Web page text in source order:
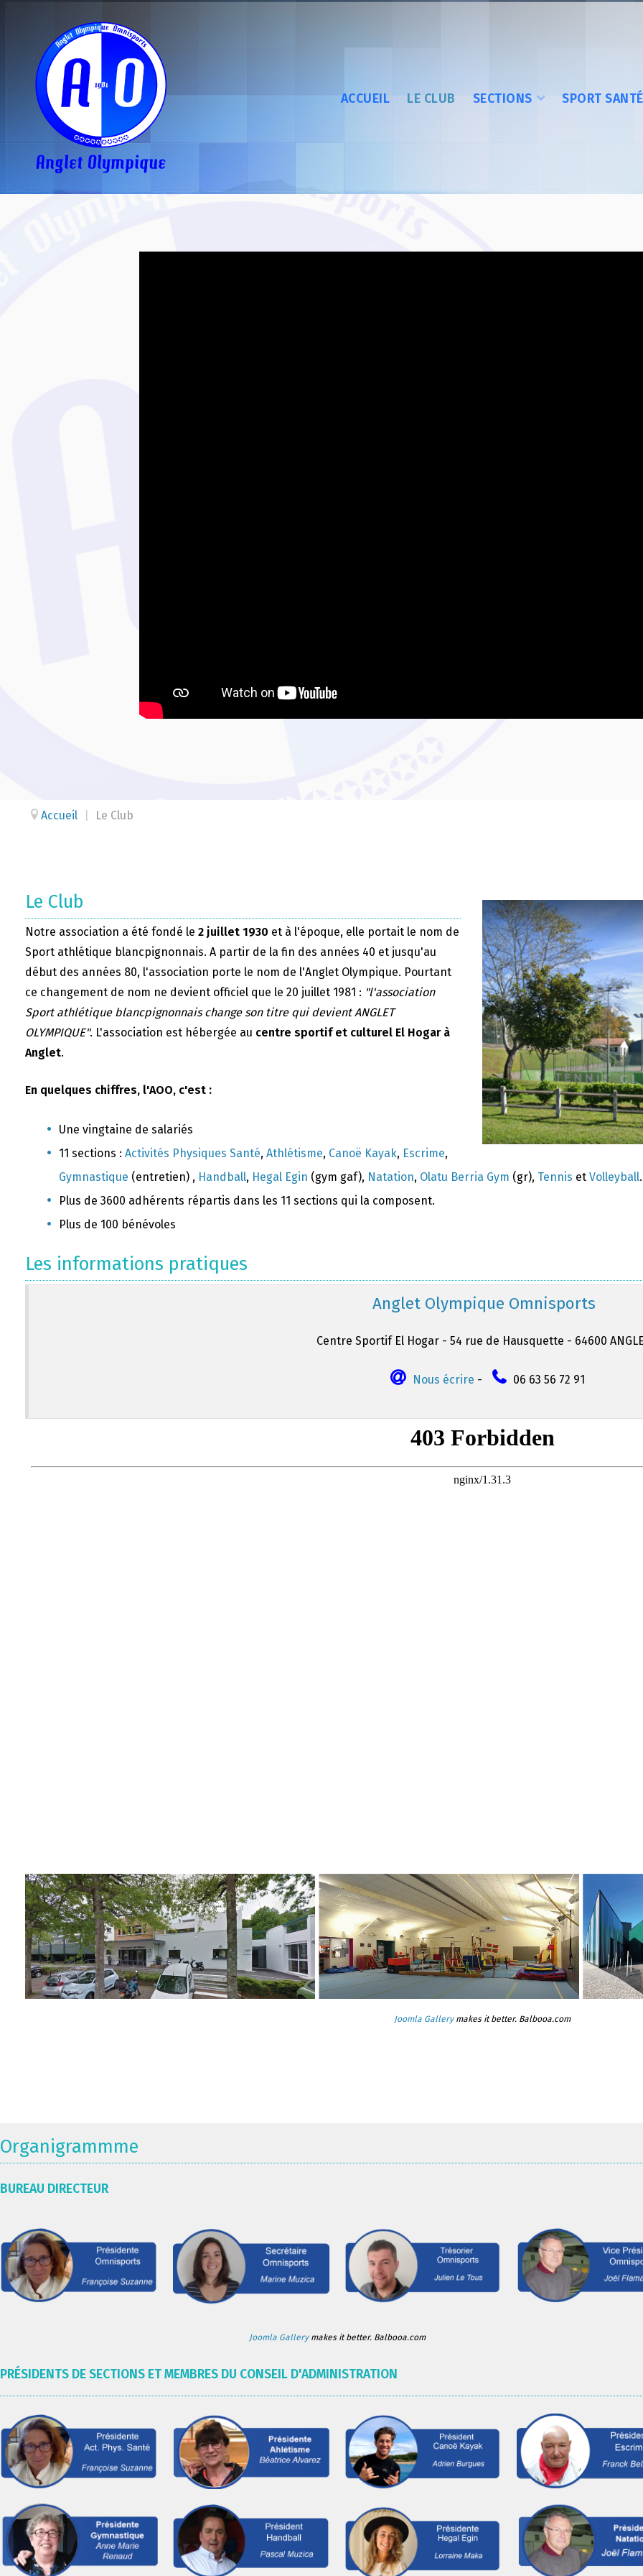
ACCUEIL LE CLUB SECTIONS SPORT SANTÉ
Accueil Le Club
Le Club
Notre association a été fondé le 2 juillet 1930 et à l'époque, elle portait le nom de
Sport athlétique blancpignonnais. A partir de la fin des années 40 et jusqu'au
début des années 80, l'association porte le nom de l'Anglet Olympique. Pourtant
ce changement de nom ne devient officiel que le 20 juillet 1981 : "l'association
Sport athlétique blancpignonnais change son titre qui devient ANGLET
OLYMPIQUE". L'association est hébergée au centre sportif et culturel El Hogar à
Anglet.
En quelques chiffres, l'AOO, c'est :
Une vingtaine de salariés
11 sections : Activités Physiques Santé, Athlétisme, Canoë Kayak, Escrime,
Gymnastique (entretien) , Handball, Hegal Egin (gym gaf), Natation, Olatu Berria Gym (gr), Tennis et Volleyball.
Plus de 3600 adhérents répartis dans les 11 sections qui la composent.
Plus de 100 bénévoles
Les informations pratiques
Anglet Olympique Omnisports
Centre Sportif El Hogar - 54 rue de Hausquette - 64600
Nous écrire - 06 63 56 72 91
Joomla Gallerymakes it better. Balbooa.com
Organigrammme
BUREAU DIRECTEUR
Joomla Gallerymakes it better. Balbooa.com
PRÉSIDENTS DE SECTIONS ET MEMBRES DU CONSEIL D'ADMINISTRATION